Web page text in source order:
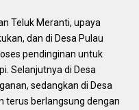
Teluk Meranti, upaya
dan di Desa Pulau
pendinginan untuk
Selanjutnya di Desa
sedangkan di Desa
terus berlangsung dengan